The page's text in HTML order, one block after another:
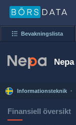
Bevakningslista
Nepa
Informationsteknik ·
Finansiell översikt